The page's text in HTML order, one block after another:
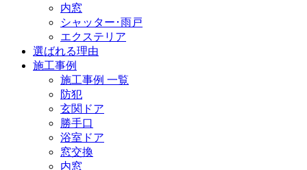
内窓
シャッター･雨戸
エクステリア
選ばれる理由
施工事例
施工事例 一覧
防犯
玄関ドア
勝手口
浴室ドア
窓交換
内窓